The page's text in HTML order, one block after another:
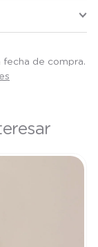
fecha de compra.